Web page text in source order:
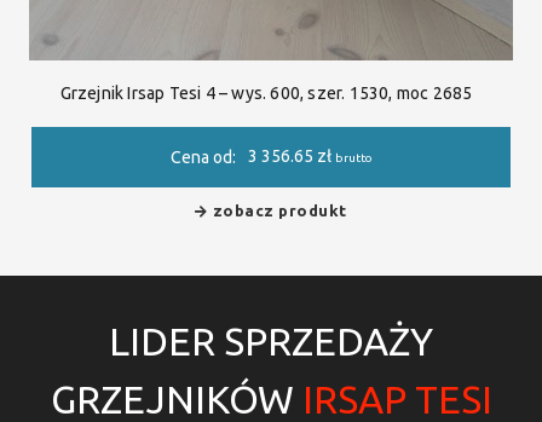
Grzejnik Irsap Tesi 4 – wys. 600, szer. 1530, moc 2685
Cena od: 3 356.65 zł brutto
zobacz produkt
LIDER SPRZEDAŻY
GRZEJNIKÓW IRSAP TESI